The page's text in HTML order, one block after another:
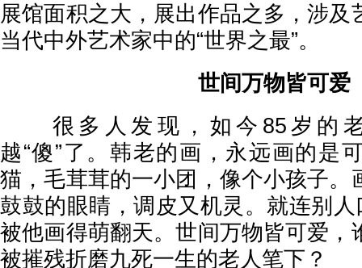
展馆面积之大，展出作品之多，涉及
当代中外艺术家中的“世界之最”。
世间万物皆可爱
很多人发现，如今85岁的老
越“傻”了。韩老的画，永远画的是
猫，毛茸茸的一小团，像个小孩子。
鼓鼓的眼睛，调皮又机灵。就连别人
被他画得萌翻天。世间万物皆可爱，
被摧残折磨九死一生的老人笔下？